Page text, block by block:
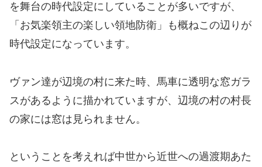
を舞台の時代設定にしていることが多いですが、
「お気楽領主の楽しい領地防衛」も概ねこの辺りが
時代設定になっています。
ヴァン達が辺境の村に来た時、馬車に透明な窓ガラ
スがあるように描かれていますが、辺境の村の村長
の家には窓は見られません。
ということを考えれば中世から近世への過渡期あた